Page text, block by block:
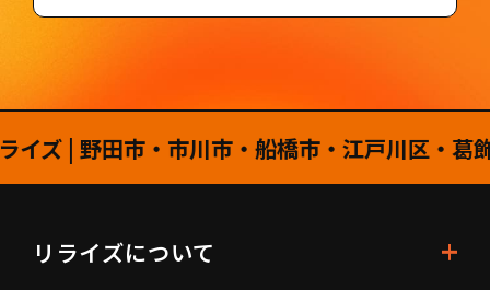
田市・市川市・船橋市・江戸川区・葛飾区
リライズについて